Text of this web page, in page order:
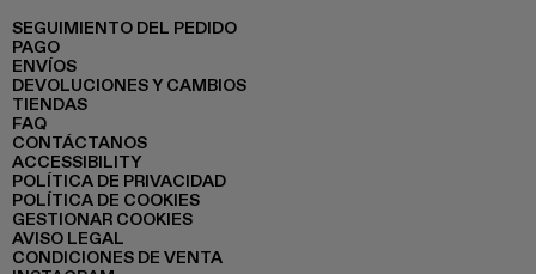
SEGUIMIENTO DEL PEDIDO
PAGO
ENVÍOS
DEVOLUCIONES Y CAMBIOS
TIENDAS
FAQ
CONTÁCTANOS
ACCESSIBILITY
POLÍTICA DE PRIVACIDAD
POLÍTICA DE COOKIES
GESTIONAR COOKIES
AVISO LEGAL
CONDICIONES DE VENTA